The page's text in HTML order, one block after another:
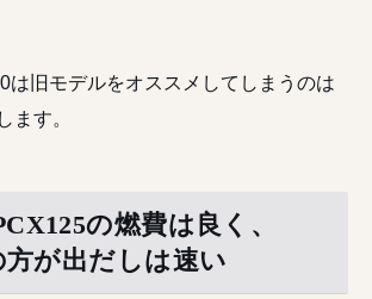
は旧モデルをオススメしてしまうのは
ます。
の燃費は良く、
方が出だしは速い